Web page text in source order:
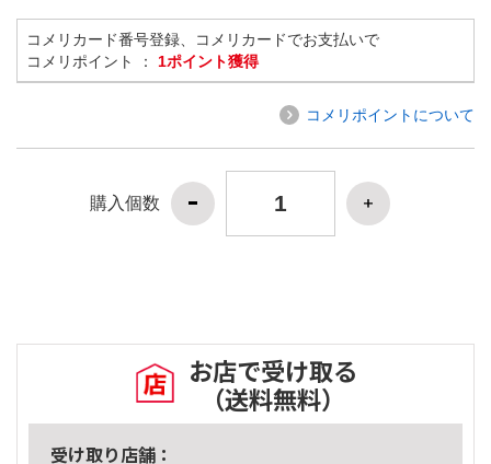
コメリカード番号登録、コメリカードでお支払いで
コメリポイント ： 1ポイント獲得
コメリポイントについて
購入個数
お店で受け取る
（送料無料）
受け取り店舗：